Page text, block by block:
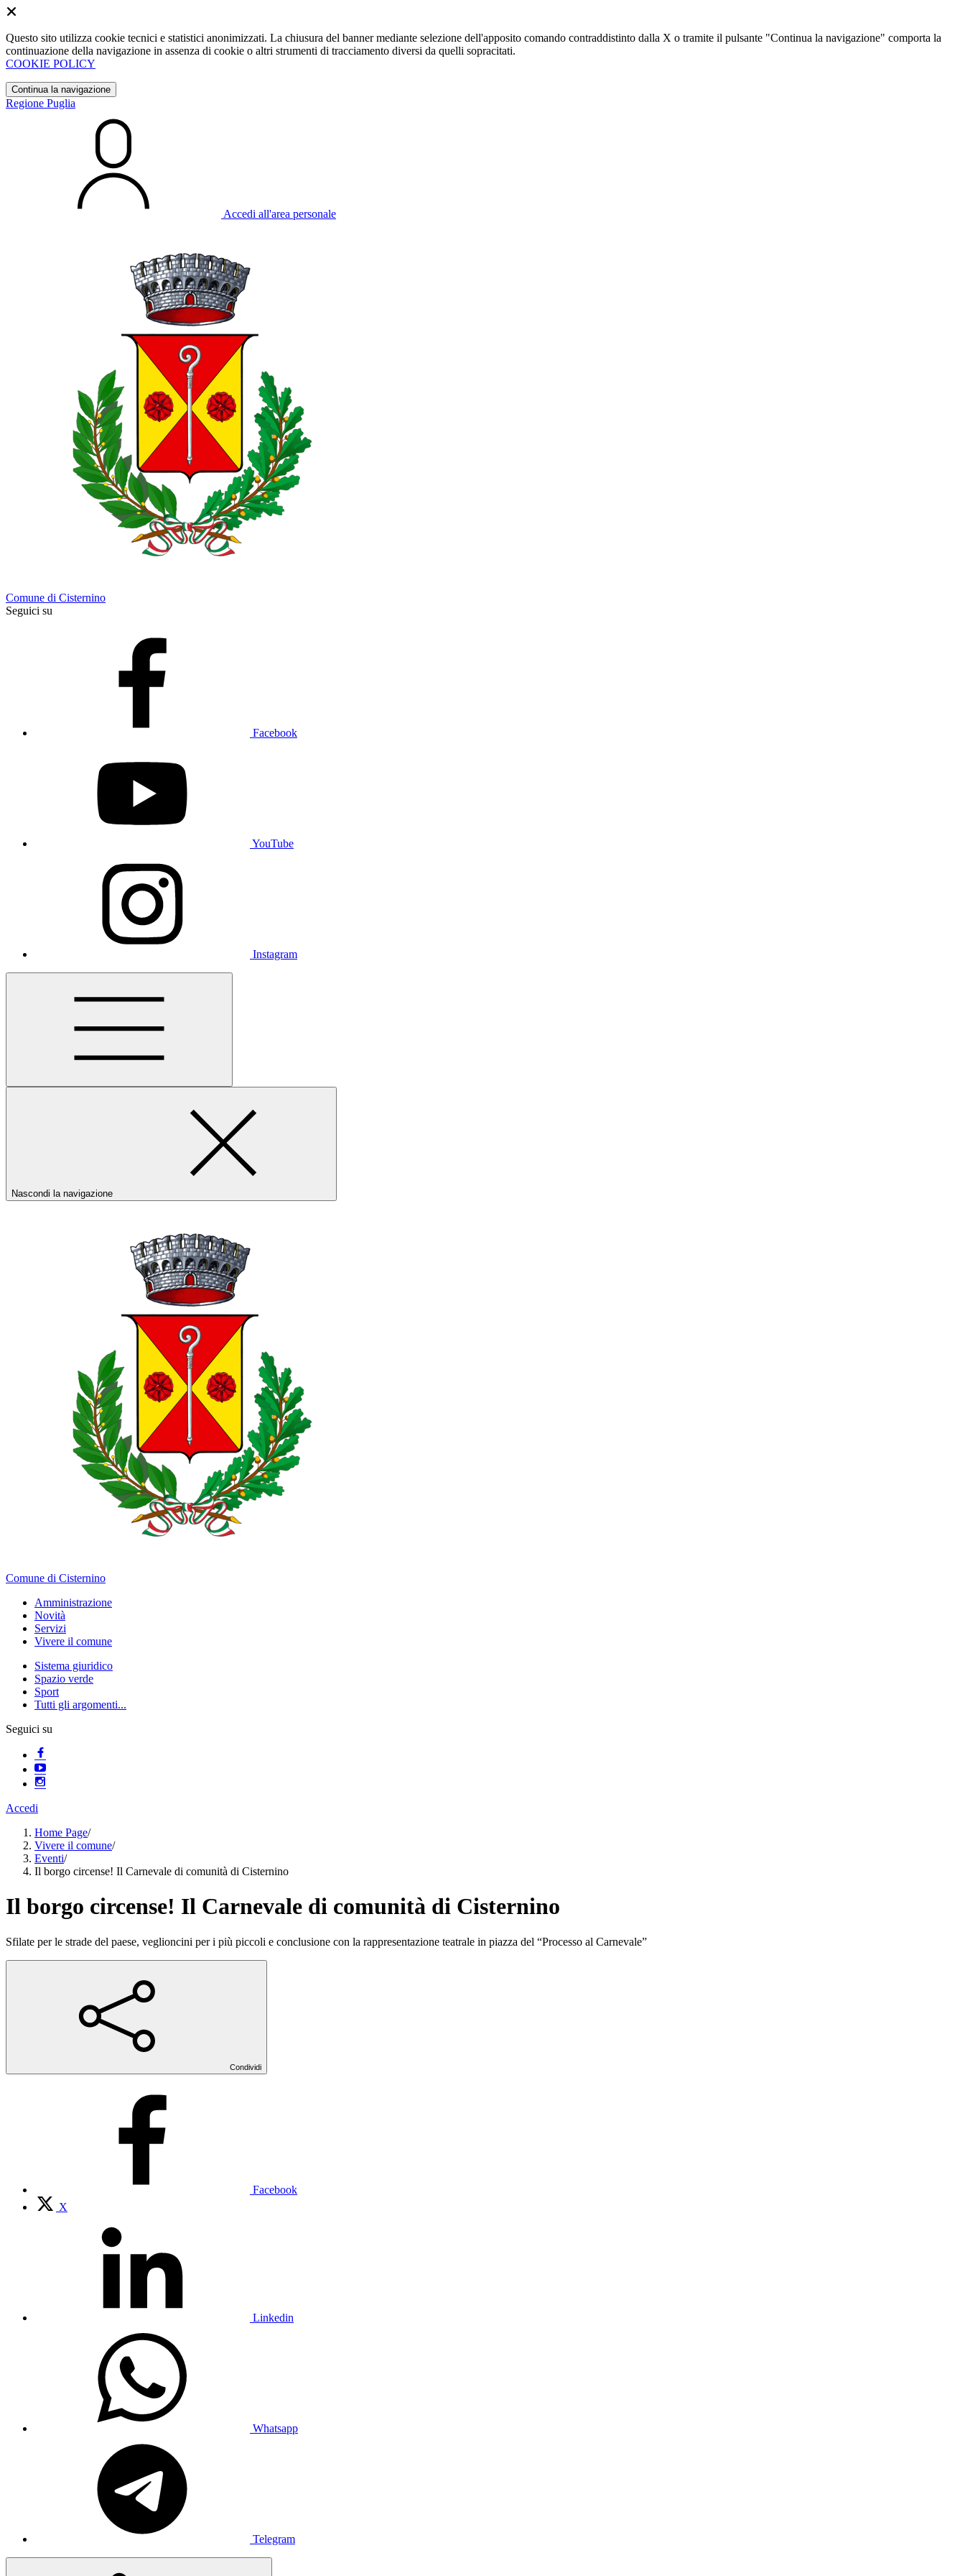
Questo sito utilizza cookie tecnici e statistici anonimizzati. La chiusura del banner mediante selezione dell'apposito comando contraddistinto dalla X o tramite il pulsante "Continua la navigazione" comporta la
continuazione della navigazione in assenza di cookie o altri strumenti di tracciamento diversi da quelli sopracitati.
COOKIE POLICY
Continua la navigazione
Regione Puglia
Accedi all'area personale
Comune di Cisternino
Seguici su
Facebook
YouTube
Instagram
Nascondi la navigazione
Comune di Cisternino
Amministrazione
Novità
Servizi
Vivere il comune
Sistema giuridico
Spazio verde
Sport
Tutti gli argomenti...
Seguici su
Accedi
Home Page/
Vivere il comune/
Eventi/
Il borgo circense! Il Carnevale di comunità di Cisternino
Il borgo circense! Il Carnevale di comunità di Cisternino
Sfilate per le strade del paese, veglioncini per i più piccoli e conclusione con la rappresentazione teatrale in piazza del “Processo al Carnevale”
Condividi
Facebook
X
Linkedin
Whatsapp
Telegram